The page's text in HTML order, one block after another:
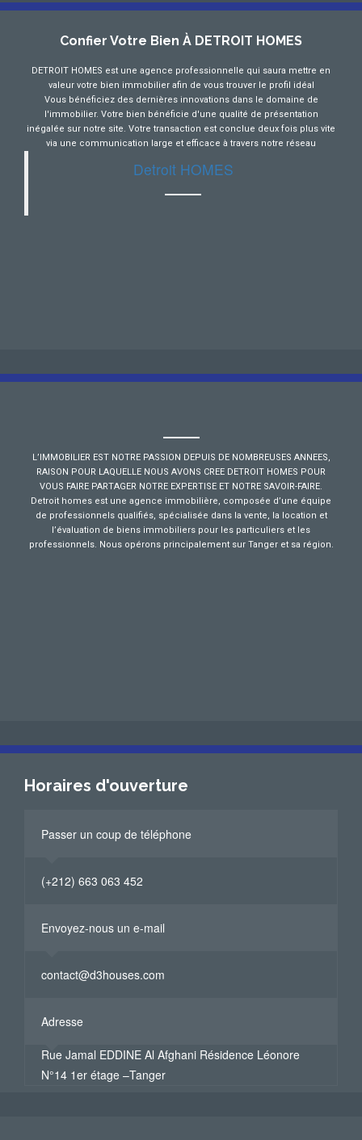
Confier Votre Bien À DETROIT HOMES
DETROIT HOMES est une agence professionnelle qui saura mettre en
valeur votre bien immobilier afin de vous trouver le profil idéal
Vous bénéficiez des dernières innovations dans le domaine de
l'immobilier. Votre bien bénéficie d'une qualité de présentation
inégalée sur notre site. Votre transaction est conclue deux fois plus vite
via une communication large et efficace à travers notre réseau
Detroit HOMES
L’IMMOBILIER EST NOTRE PASSION DEPUIS DE NOMBREUSES ANNEES,
RAISON POUR LAQUELLE NOUS AVONS CREE DETROIT HOMES POUR
VOUS FAIRE PARTAGER NOTRE EXPERTISE ET NOTRE SAVOIR-FAIRE.
Detroit homes est une agence immobilière, composée d’une équipe
de professionnels qualifiés, spécialisée dans la vente, la location et
l’évaluation de biens immobiliers pour les particuliers et les
professionnels. Nous opérons principalement sur Tanger et sa région.
Horaires d'ouverture
Passer un coup de téléphone
(+212) 663 063 452
Envoyez-nous un e-mail
contact@d3houses.com
Adresse
Rue Jamal EDDINE Al Afghani Résidence Léonore
N°14 1er étage –Tanger